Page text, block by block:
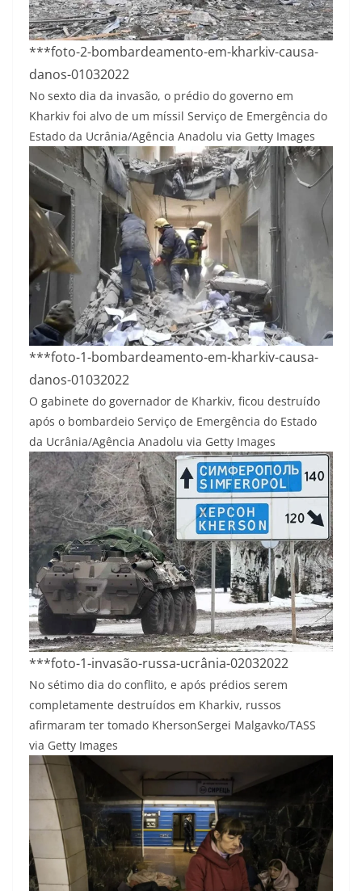
***foto-2-bombardeamento-em-kharkiv-causa-
danos-01032022
No sexto dia da invasão, o prédio do governo em
Kharkiv foi alvo de um míssil Serviço de Emergência do
Estado da Ucrânia/Agência Anadolu via Getty Images
***foto-1-bombardeamento-em-kharkiv-causa-
danos-01032022
O gabinete do governador de Kharkiv, ficou destruído
após o bombardeio Serviço de Emergência do Estado
da Ucrânia/Agência Anadolu via Getty Images
***foto-1-invasão-russa-ucrânia-02032022
No sétimo dia do conflito, e após prédios serem
completamente destruídos em Kharkiv, russos
afirmaram ter tomado KhersonSergei Malgavko/TASS
via Getty Images